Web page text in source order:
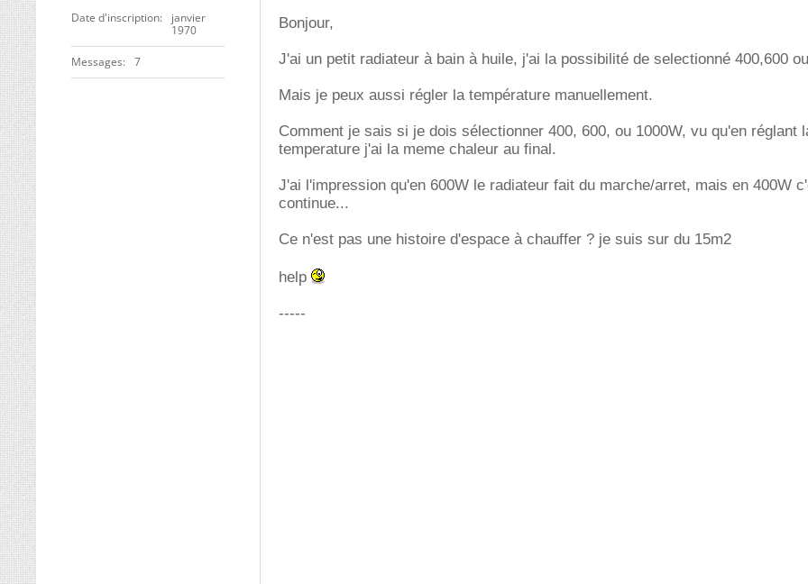
Date d'inscription
janvier
1970
Messages 7
Bonjour,
J'ai un petit radiateur à bain à huile, j'ai la possibilité de selectionné 400,600
Mais je peux aussi régler la température manuellement.
Comment je sais si je dois sélectionner 400, 600, ou 1000W, vu qu'en réglant
temperature j'ai la meme chaleur au final.
J'ai l'impression qu'en 600W le radiateur fait du marche/arret, mais en 400W
continue...
Ce n'est pas une histoire d'espace à chauffer ? je suis sur du 15m2
help
-----